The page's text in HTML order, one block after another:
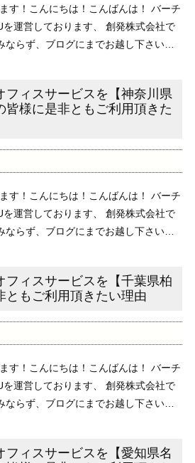
す！こんにちは！こんばんは！ バーチ
を運営しております、 創発株式会社で
らず、ブログにまでお越し下さいま
ービスを ...
フィスサービスを【神奈川県
皆様に是非ともご利用頂きた
す！こんにちは！こんばんは！ バーチ
を運営しております、 創発株式会社で
らず、ブログにまでお越し下さいま
ービスを ...
フィスサービスを【千葉県柏
ともご利用頂きたい理由
す！こんにちは！こんばんは！ バーチ
を運営しております、 創発株式会社で
らず、ブログにまでお越し下さいま
ービスを ...
フィスサービスを【愛知県名